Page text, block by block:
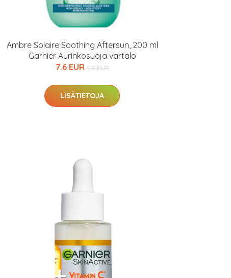
Ambre Solaire Soothing Aftersun, 200 ml
Garnier Aurinkosuoja vartalo
7.6 EUR 9.5 EUR
LISÄTIETOJA